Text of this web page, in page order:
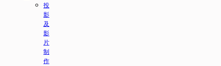
投
影
及
影
片
制
作